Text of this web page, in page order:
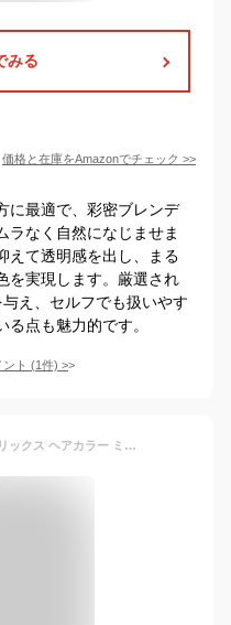
みる
価格と在庫をAmazonでチェック >>
に最適で、彩密ブレンデ
ラなく自然になじませま
えて透明感を出し、まる
を実現します。厳選され
え、セルフでも扱いやす
点も魅力的です。
ト (1件) >
ｇｏｔ２ｂ ボンディング・メタリックス ヘアカラー ミルクティーベージュ